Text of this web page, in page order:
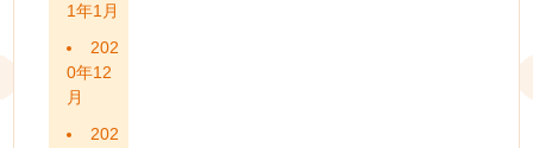
1年1月
202
0年12
月
202